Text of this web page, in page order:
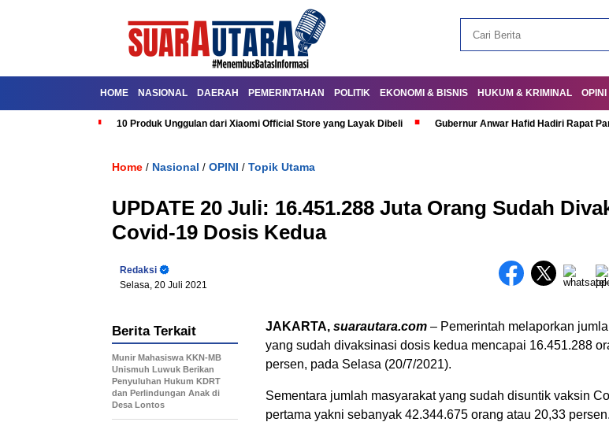
HOME NASIONAL DAERAH PEMERINTAHAN POLITIK EKONOMI & BISNIS HUKUM & KRIMINAL OPINI
10 Produk Unggulan dari Xiaomi Official Store yang Layak Dibeli Gubernur Anwar Hafid Hadiri Rapat
Home / Nasional / OPINI / Topik Utama
UPDATE 20 Juli: 16.451.288 Juta Orang Sudah
Covid-19 Dosis Kedua
Redaksi
Selasa, 20 Juli 2021
JAKARTA, suarautara.com – Pemerintah melaporkan
yang sudah divaksinasi dosis kedua mencapai 16.451.288
persen, pada Selasa (20/7/2021).
Sementara jumlah masyarakat yang sudah disuntik vaksin
pertama yakni sebanyak 42.344.675 orang atau 20,33 persen.
Berita Terkait
Munir Mahasiswa KKN-MB
Unismuh Luwuk Berikan
Penyuluhan Hukum KDRT
dan Perlindungan Anak di
Desa Lontos